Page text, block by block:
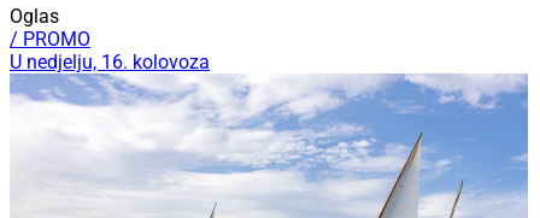
Oglas
/ PROMO
U nedjelju, 16. kolovoza